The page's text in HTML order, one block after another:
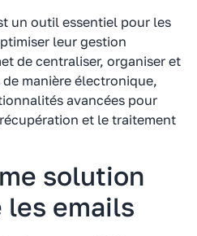
un outil essentiel pour les
leur gestion
de centraliser, organiser et
manière électronique,
avancées pour
et le traitement
solution
les emails